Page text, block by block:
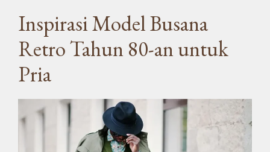
Inspirasi Model Busana
Retro Tahun 80-an untuk
Pria